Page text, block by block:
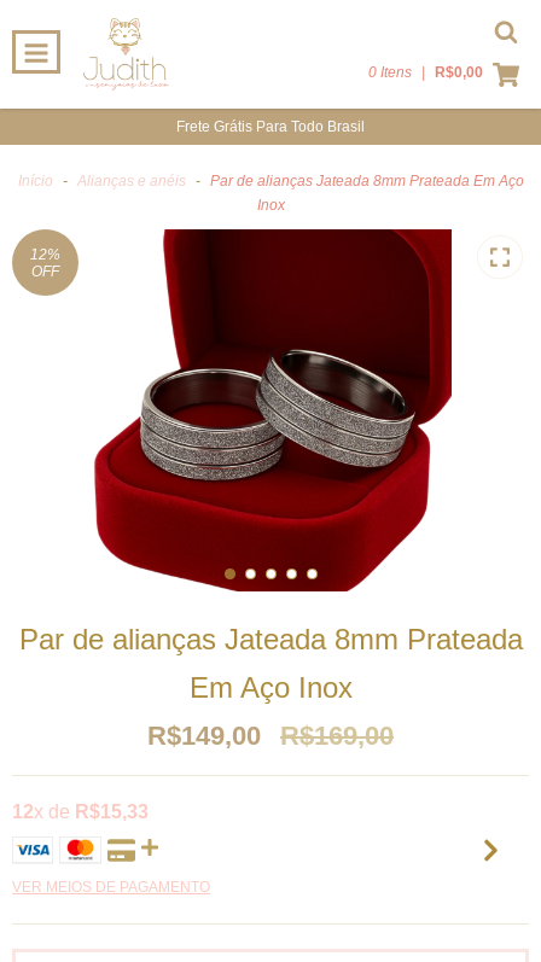
0 Itens R$0,00
Frete Grátis Para Todo Brasil
Início - Alianças e anéis -
Par de alianças Jateada 8mm Prateada Em Aço
Inox
12%
OFF
Par de alianças Jateada 8mm Prateada
Em Aço Inox
R$149,00 R$169,00
12x de R$15,33
VER MEIOS DE PAGAMENTO